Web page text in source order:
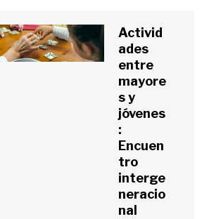
Activid
ades
entre
mayore
s y
jóvenes
:
Encuen
tro
interge
neracio
nal